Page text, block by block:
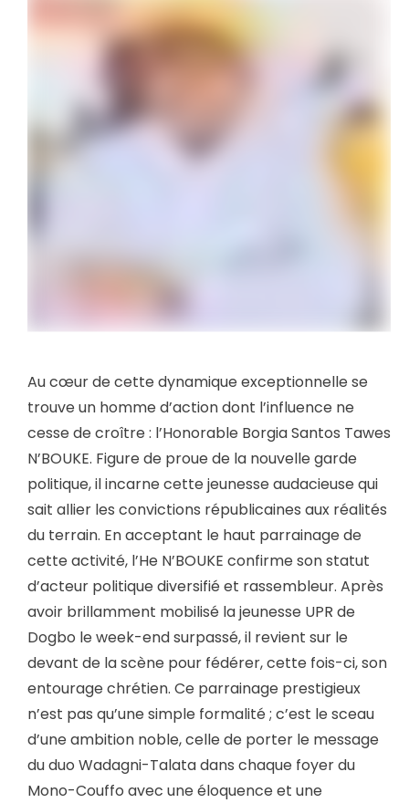
Au cœur de cette dynamique exceptionnelle se
trouve un homme d’action dont l’influence ne
cesse de croître : l’Honorable Borgia Santos Tawes
N’BOUKE. Figure de proue de la nouvelle garde
politique, il incarne cette jeunesse audacieuse qui
sait allier les convictions républicaines aux réalités
du terrain. En acceptant le haut parrainage de
cette activité, l’He N’BOUKE confirme son statut
d’acteur politique diversifié et rassembleur. Après
avoir brillamment mobilisé la jeunesse UPR de
Dogbo le week-end surpassé, il revient sur le
devant de la scène pour fédérer, cette fois-ci, son
entourage chrétien. Ce parrainage prestigieux
n’est pas qu’une simple formalité ; c’est le sceau
d’une ambition noble, celle de porter le message
du duo Wadagni-Talata dans chaque foyer du
Mono-Couffo avec une éloquence et une